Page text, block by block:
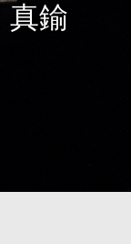
真鍮